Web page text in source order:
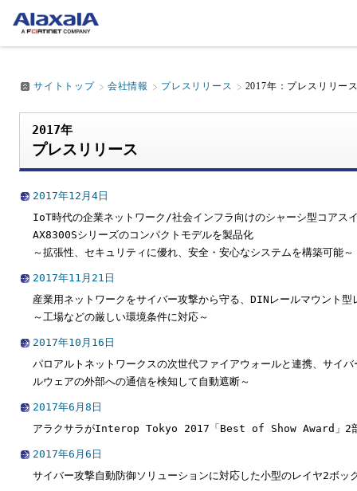
サイトトップ 会社情報 プレスリリース 2017年：プレスリリー
2017年
プレスリリース
2017年12月4日
IoT時代の企業ネットワーク/社会インフラ向けのシャーシ型コアス
AX8300Sシリーズのコンパクトモデルを製品化
～拡張性、セキュリティに優れ、安全・安心なシステムを構築可能～
2017年11月21日
産業用ネットワークをサイバー攻撃から守る、DINレールマウント
～工場などの厳しい環境条件に対応～
2017年10月16日
パロアルトネットワークスの次世代ファイアウォールと連携、サイ
ルウェアの外部への通信を検知して自動遮断～
2017年6月8日
アラクサラがInterop Tokyo 2017「Best of Show Award」2部
2017年6月6日
サイバー攻撃自動防御ソリューションに対応した小型のレイヤ2ボッ